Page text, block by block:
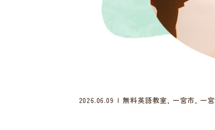
2026.06.09 無料英語教室 一宮市 一宮